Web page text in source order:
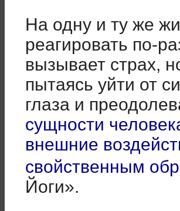
На одну и ту же
реагировать по-
вызывает страх,
пытаясь уйти от
глаза и
сущности
внешние
свойственным
Йоги».